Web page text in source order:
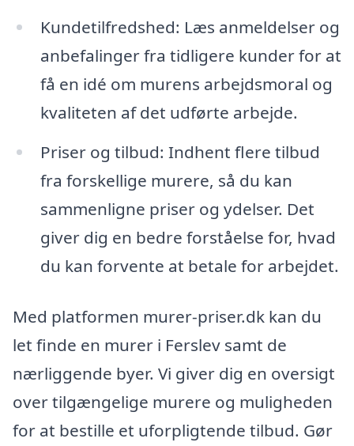
Kundetilfredshed: Læs anmeldelser og
anbefalinger fra tidligere kunder for at
få en idé om murens arbejdsmoral og
kvaliteten af det udførte arbejde.
Priser og tilbud: Indhent flere tilbud
fra forskellige murere, så du kan
sammenligne priser og ydelser. Det
giver dig en bedre forståelse for, hvad
du kan forvente at betale for arbejdet.
Med platformen murer-priser.dk kan du
let finde en murer i Ferslev samt de
nærliggende byer. Vi giver dig en oversigt
over tilgængelige murere og muligheden
for at bestille et uforpligtende tilbud. Gør